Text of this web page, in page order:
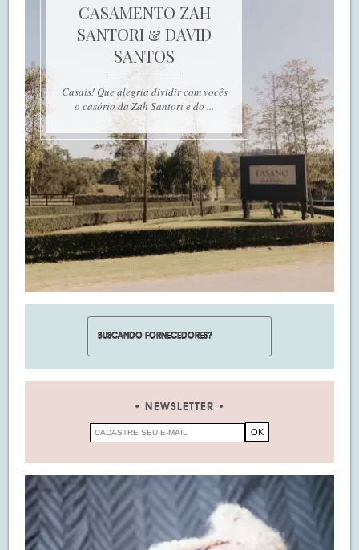
CASAMENTO ZAH
SANTORI & DAVID
SANTOS
Casais! Que alegria dividir com vocês
o casório da Zah Santori e do ...
NEWSLETTER